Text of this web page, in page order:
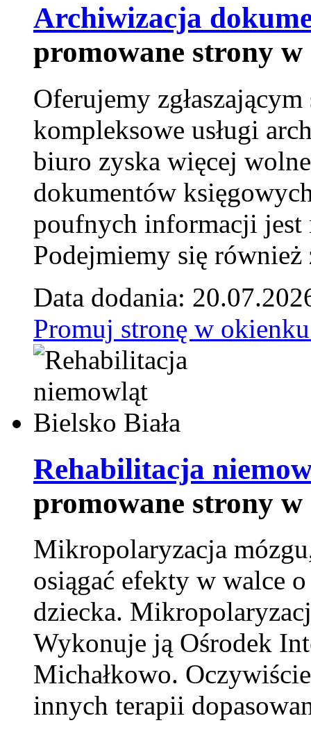
Archiwizacja
promowane strony
Oferujemy
kompleksowe usługi
biuro zyska więcej
dokumentów
poufnych informacji jest
Podejmiemy się
Data dodania:
Promuj stronę w
Rehabilitacja
promowane strony
Mikropolaryzacja
osiągać efekty w walce
dziecka.
Wykonuje ją Ośrodek
Michałkowo.
innych terapii